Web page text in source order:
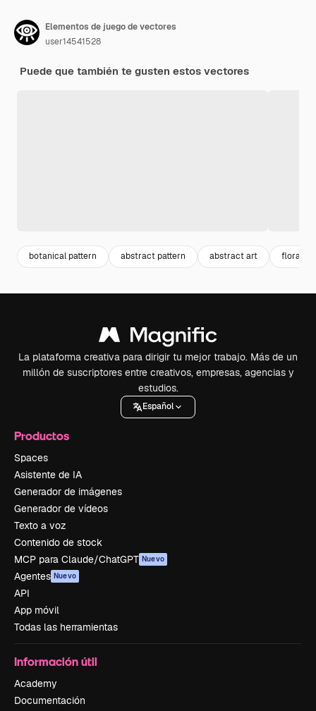
Elementos de juego de vectores
user14541528
Puede que también te gusten estos vectores
botanical pattern abstract pattern abstract art floral
La plataforma creativa para dirigir tu mejor trabajo. Más de un
millón de suscriptores entre creativos, empresas, agencias y
estudios.
Español
Productos
Spaces
Asistente de IA
Generador de imágenes
Generador de vídeos
Texto a voz
Contenido de stock
MCP para Claude/ChatGPT Nuevo
Agentes Nuevo
API
App móvil
Todas las herramientas
Información útil
Academy
Documentación